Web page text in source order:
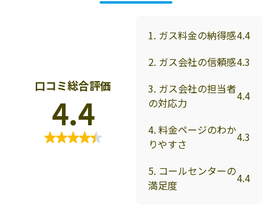
口コミ総合評価
4.4
1. ガス料金の納得感4.4
2. ガス会社の信頼感4.3
3. ガス会社の担当者
の対応力
4.4
4. 料金ページのわか
りやすさ
4.3
5. コールセンターの
満足度
4.4